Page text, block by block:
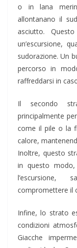
o in lana
allontanano il
asciutto.
un’escursione,
sudorazione. Un
percorso in
raffreddarsi in
Il secondo
principalmente
come il pile o la
calore,
Inoltre, questo
in questo
l’escursione,
compromettere il
Infine, lo strato
condizioni
Giacche